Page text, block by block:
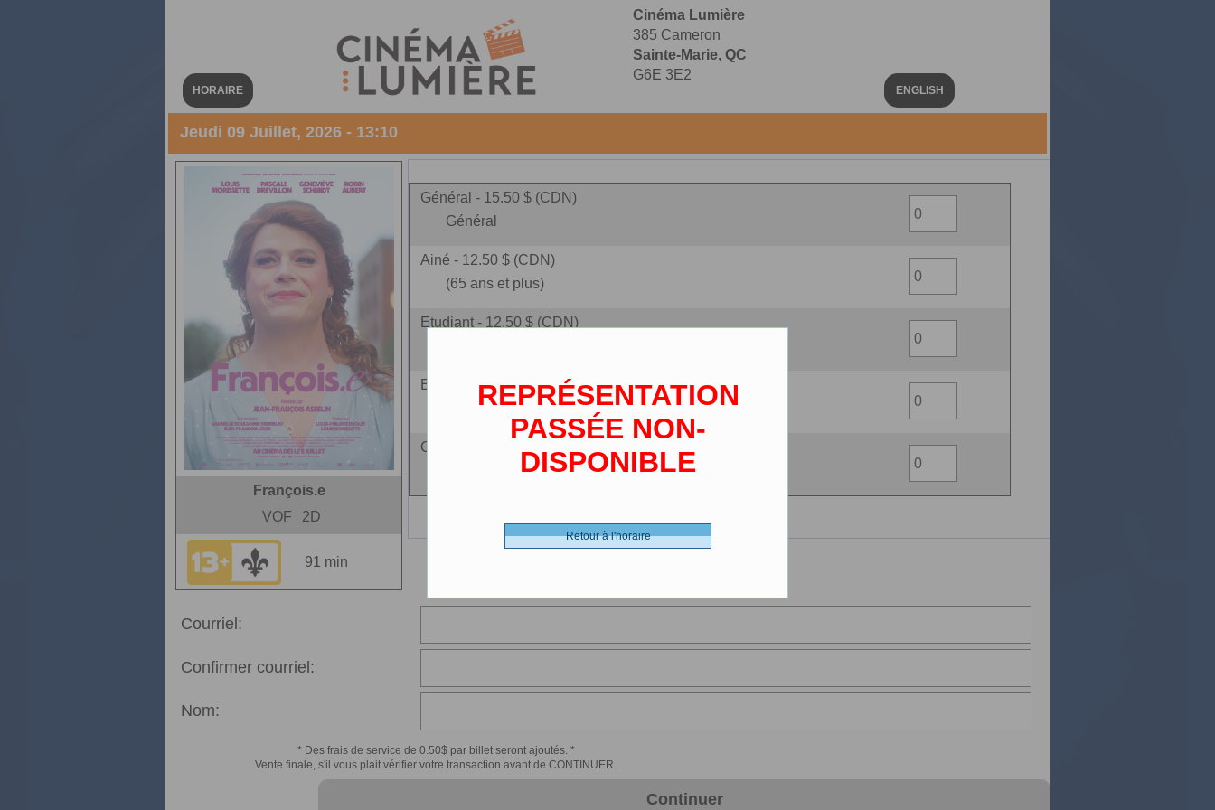
HORAIRE
Cinéma Lumière
385 Cameron
Sainte-Marie, QC
G6E 3E2
ENGLISH
Jeudi 09 Juillet, 2026 - 13:10
François.e
VOF
2D
91 min
Général - 15.50 $ (CDN)
Général
Ainé - 12.50 $ (CDN)
(65 ans et plus)
Etudiant - 12.50 $ (CDN)
Enfant - 10.00 $ (CDN)
(2-12 ans)
Ciné-carte - 0.00 $ (CDN)
Courriel:
Confirmer courriel:
Nom:
* Des frais de service de 0.50$ par billet seront ajoutés. *
Vente finale, s'il vous plait vérifier votre transaction avant de CONTINUER.
Continuer
REPRÉSENTATION
PASSÉE NON-
DISPONIBLE
Retour à l'horaire